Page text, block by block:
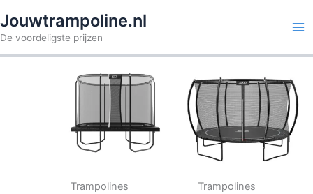
naar
de
inhoud
Jouwtrampoline.nl
De voordeligste prijzen
Trampolines Trampolines